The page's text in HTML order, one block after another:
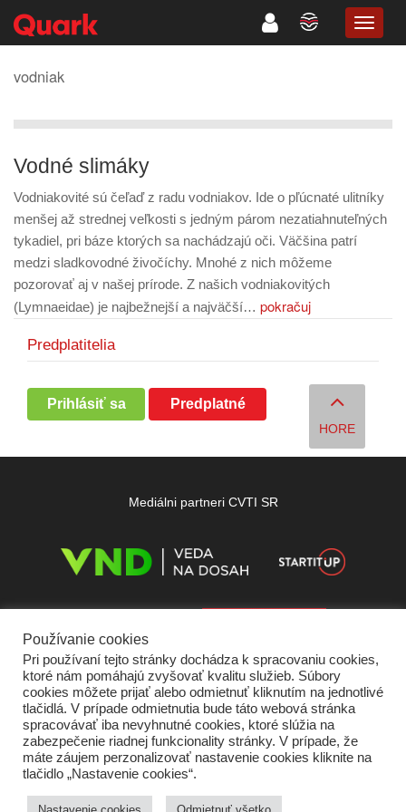
vodniak
Vodné slimáky
Vodniakovité sú čeľaď z radu vodniakov. Ide o pľúcnaté ulitníky
menšej až strednej veľkosti s jedným párom nezatiahnuteľných
tykadiel, pri báze ktorých sa nachádzajú oči. Väčšina patrí
medzi sladkovodné živočíchy. Mnohé z nich môžeme
pozorovať aj v našej prírode. Z našich vodniakovitých
(Lymnaeidae) je najbežnejší a najväčší… pokračuj
Predplatitelia
Prihlásiť sa Predplatné
HORE
Mediálni partneri CVTI SR
Domov O nás Kontakt Vydavateľ
Podmienky používania
Ochrana súkromia Štatút súťaží
Používanie cookies
Pri používaní tejto stránky dochádza k spracovaniu cookies,
ktoré nám pomáhajú zvyšovať kvalitu služieb. Súbory
cookies môžete prijať alebo odmietnuť kliknutím na jednotlivé
tlačidlá. V prípade odmietnutia bude táto webová stránka
spracovávať iba nevyhnutné cookies, ktoré slúžia na
zabezpečenie riadnej funkcionality stránky. V prípade, že
máte záujem perzonalizovať nastavenie cookies kliknite na
tlačidlo „Nastavenie cookies“.